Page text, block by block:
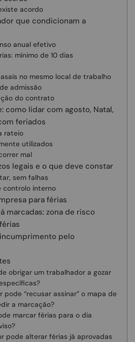
acordo
que condicionam a
anual efetivo
mínimo de 10 dias
no mesmo local de trabalho
admissão
do contrato
como lidar com agosto, Natal,
feriados
rateio
utilizados
mal
legais e o que deve constar
sem falhas
controlo interno
para férias
marcadas: zona de risco
pelo
obrigar um trabalhador a gozar
pode “recusar assinar” o mapa de
a marcação?
marcar férias para o dia
pode alterar férias já aprovadas